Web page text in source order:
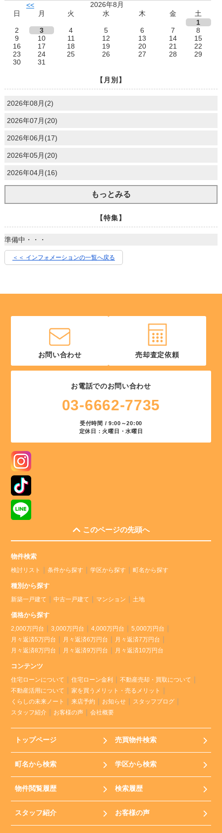
<<
2026年8月
日
月 火 水 木 金
土
1
2
3 4 5 6 7
8
9
10 11 12 13 14
15
16
17 18 19 20 21
22
23
24 25 26 27 28
29
30
31
【月別】
2026年08月(2)
2026年07月(20)
2026年06月(17)
2026年05月(20)
2026年04月(16)
もっとみる
【特集】
準備中・・・
＜＜ インフォメーションの一覧へ戻る
お電話でのお問い合わせ
03-6662-7735
受付時間 / 9:00～20:00
定休日：火曜日・水曜日
お問い合わせ 売却査定依頼
このページの先頭へ
物件検索
検討リスト 条件から探す 学区から探す 町名から探す
種別から探す
新築一戸建て 中古一戸建て マンション 土地
価格から探す
2,000万円台 3,000万円台 4,000万円台
5,000万円台
月々返済5万円台
月々返済6万円台
月々返済7万円台
月々返済8万円台
月々返済9万円台 月々返済10万円台
コンテンツ
住宅ローンについて 住宅ローン金利
不動産売却・買取について
不動産活用について
家を買うメリット・売るメリット
くらしの未来ノート
来店予約 お知らせ
スタッフブログ
スタッフ紹介
お客様の声 会社概要
トップページ 売買物件検索
町名から検索 学区から検索
物件閲覧履歴 検索履歴
スタッフ紹介 お客様の声